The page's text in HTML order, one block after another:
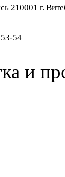
210001 г.
54
и